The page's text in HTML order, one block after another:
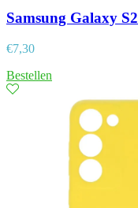
Samsung Galaxy
€7,30
Bestellen